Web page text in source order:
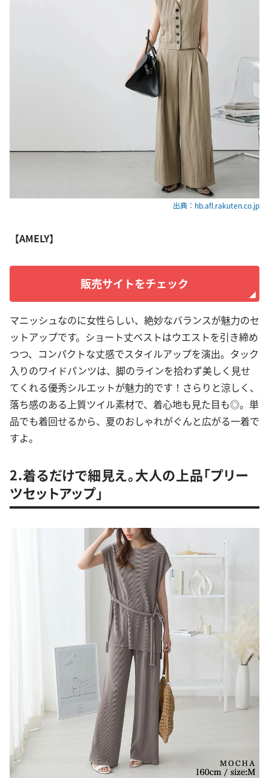
出典：hb.afl.rakuten.co.jp
【AMELY】
販売サイトをチェック
マニッシュなのに女性らしい、絶妙なバランスが魅力のセ
ットアップです。ショート丈ベストはウエストを引き締め
つつ、コンパクトな丈感でスタイルアップを演出。タック
入りのワイドパンツは、脚のラインを拾わず美しく見せ
てくれる優秀シルエットが魅力的です！さらりと涼しく、
落ち感のある上質ツイル素材で、着心地も見た目も◎。単
品でも着回せるから、夏のおしゃれがぐんと広がる一着で
すよ。
2.着るだけで細見え。大人の上品「プリー
ツセットアップ」